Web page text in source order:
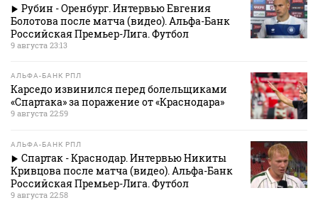
Рубин - Оренбург. Интервью Евгения
Болотова после матча (видео). Альфа-Банк
Российская Премьер-Лига. Футбол
9 августа 23:13
АЛЬФА-БАНК РПЛ
Карседо извинился перед болельщиками
«Спартака» за поражение от «Краснодара»
9 августа 22:59
АЛЬФА-БАНК РПЛ
Спартак - Краснодар. Интервью Никиты
Кривцова после матча (видео). Альфа-Банк
Российская Премьер-Лига. Футбол
9 августа 22:58